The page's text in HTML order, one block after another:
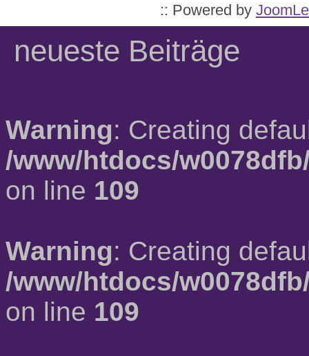
:: Powered by
neueste Beiträge
Warning: Creating
/www/htdocs/
on line 109
Warning: Creating
/www/htdocs/
on line 109